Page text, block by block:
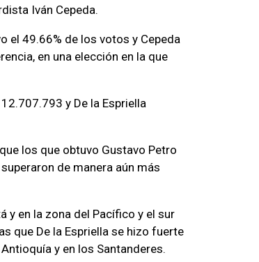
Iván Cepeda.
el 49.66% de los votos y Cepeda
en una elección en la que
y De la Espriella
los que obtuvo Gustavo Petro
de manera aún más
y en la zona del Pacífico y el sur
que De la Espriella se hizo fuerte
y en los Santanderes.